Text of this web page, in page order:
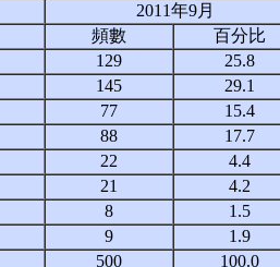
2011年9月
頻數
百分比
129
25.8
145
29.1
77
15.4
88
17.7
22
4.4
21
4.2
8
1.5
9
1.9
500 100.0